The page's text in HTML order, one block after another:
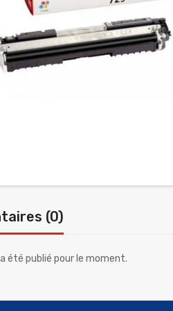
(0)
été publié pour le moment.